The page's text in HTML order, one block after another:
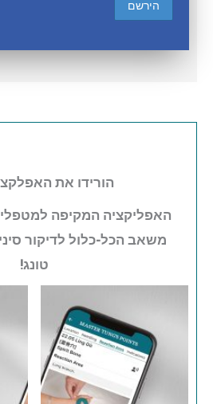
הורידו את
האפליקציה המקיפה
משאב הכל-כלול לדיקור
טונג!